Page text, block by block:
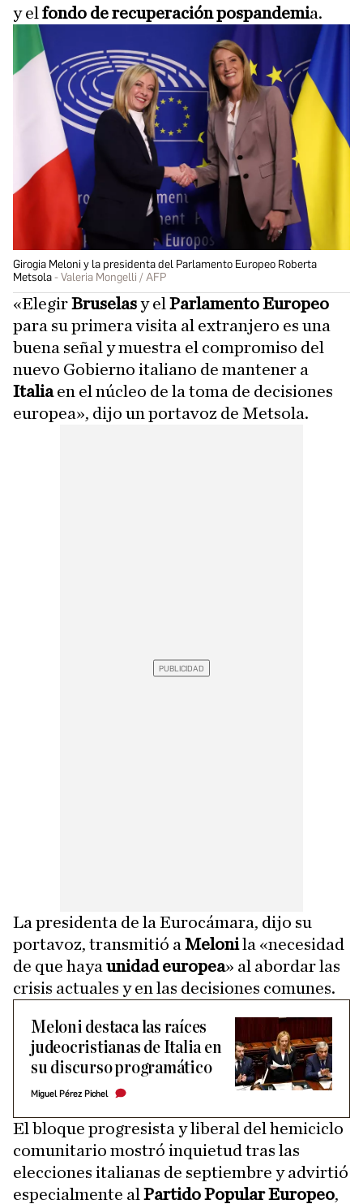
y el fondo de recuperación pospandemia.
Girogia Meloni y la presidenta del Parlamento Europeo Roberta
Metsola
Valeria Mongelli / AFP
«ElegirBruselasy el Parlamento Europeo
para su primera visita al extranjero es una
buena señal y muestra el compromiso del
nuevo Gobierno italiano de mantener a
Italiaen el núcleo de la toma de decisiones
europea», dijo un portavoz de Metsola.
La presidenta de la Eurocámara, dijo su
portavoz, transmitió a Melonila «necesidad
de que haya unidad europea» al abordar las
crisis actuales y en las decisiones comunes.
Meloni destaca las raíces
judeocristianas de Italia en
su discurso programático
Miguel Pérez Pichel
El bloque progresista y liberal del hemiciclo
comunitario mostró inquietud tras las
elecciones italianas de septiembre y advirtió
especialmente al Partido Popular Europeo,